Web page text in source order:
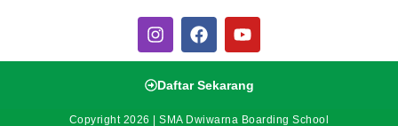
Daftar Sekarang
Copyright 2026 | SMA Dwiwarna Boarding School